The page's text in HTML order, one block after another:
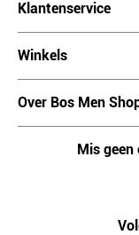
Klantenservice
Winkels
Over Bos Men
Mis